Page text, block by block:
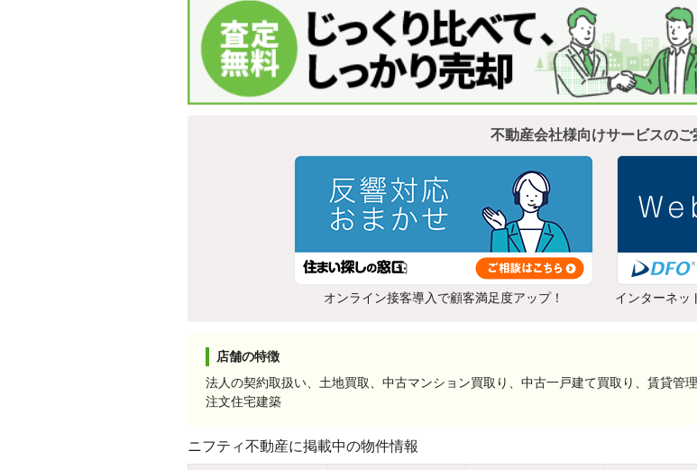
不動産会社様向けサービスのご
オンライン接客導入で顧客満足度アップ！ インターネッ
店舗の特徴
法人の契約取扱い、土地買取、中古マンション買取り、中古一戸建て買取り、賃貸管
注文住宅建築
ニフティ不動産に掲載中の物件情報